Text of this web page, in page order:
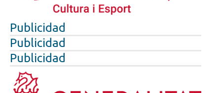
Publicidad
Publicidad
Publicidad